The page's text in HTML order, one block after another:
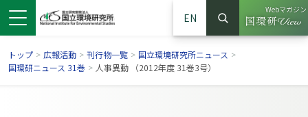
EN
サイト内検索
検索
Webマガジン
（別ウイ
トップ > 広報活動 > 刊行物一覧 > 国立環境研究所ニュース >
国環研ニュース 31巻 > 人事異動 （2012年度 31巻3号）